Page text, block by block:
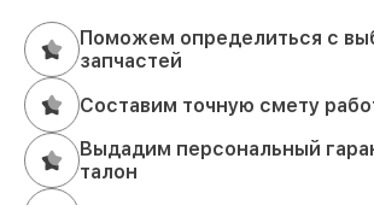
Поможем определиться с
запчастей
Составим точную смету
Выдадим персональный
талон